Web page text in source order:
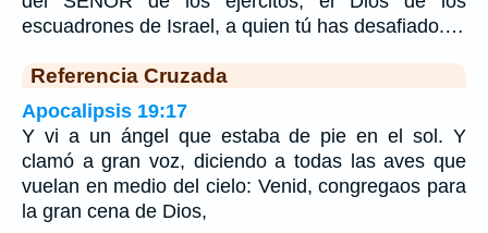
escuadrones de Israel, a quien tú has desafiado.…
Referencia Cruzada
Apocalipsis 19:17
Y vi a un ángel que estaba de pie en el sol. Y
clamó a gran voz, diciendo a todas las aves que
vuelan en medio del cielo: Venid, congregaos para
la gran cena de Dios,